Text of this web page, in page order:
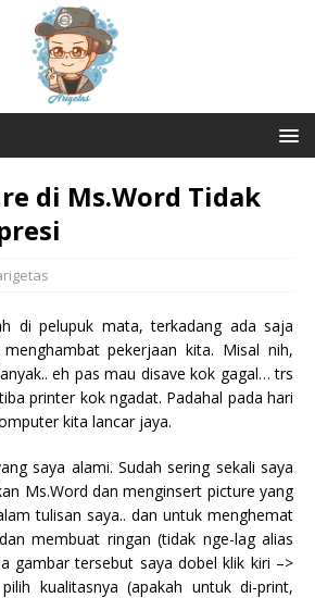
di Ms.Word Tidak
di pelupuk mata, terkadang ada saja
pekerjaan kita. Misal nih,
eh pas mau disave kok gagal… trs
printer kok ngadat. Padahal pada hari
kita lancar jaya.
saya alami. Sudah sering sekali saya
Ms.Word dan menginsert picture yang
tulisan saya.. dan untuk menghemat
membuat ringan (tidak nge-lag alias
gambar tersebut saya dobel klik kiri –>
kualitasnya (apakah untuk di-print,